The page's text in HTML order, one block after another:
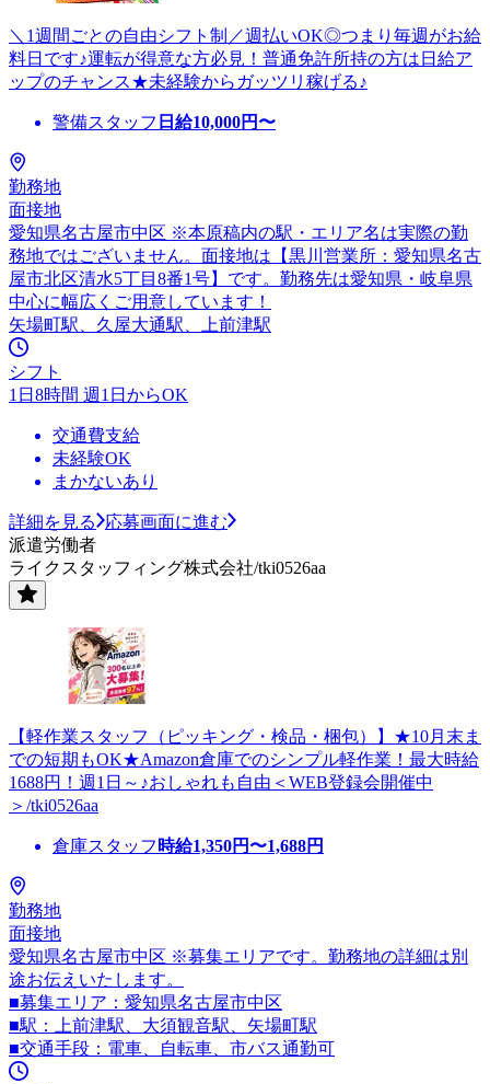
＼1週間ごとの自由シフト制／週払いOK◎つまり毎週がお給
料日です♪運転が得意な方必見！普通免許所持の方は日給ア
ップのチャンス★未経験からガッツリ稼げる♪
警備スタッフ 日給10,000円〜
勤務地
面接地
愛知県名古屋市中区 ※本原稿内の駅・エリア名は実際の勤
務地ではございません。面接地は【黒川営業所：愛知県名古
屋市北区清水5丁目8番1号】です。勤務先は愛知県・岐阜県
中心に幅広くご用意しています！
矢場町駅、久屋大通駅、上前津駅
シフト
1日8時間 週1日からOK
交通費支給
未経験OK
まかないあり
詳細を見る
応募画面に進む
派遣労働者
ライクスタッフィング株式会社/tki0526aa
【軽作業スタッフ（ピッキング・検品・梱包）】★10月末ま
での短期もOK★Amazon倉庫でのシンプル軽作業！最大時給
1688円！週1日～♪おしゃれも自由＜WEB登録会開催中
＞/tki0526aa
倉庫スタッフ 時給1,350円〜1,688円
勤務地
面接地
愛知県名古屋市中区 ※募集エリアです。勤務地の詳細は別
途お伝えいたします。
■募集エリア：愛知県名古屋市中区
■駅：上前津駅、大須観音駅、矢場町駅
■交通手段：電車、自転車、市バス通勤可